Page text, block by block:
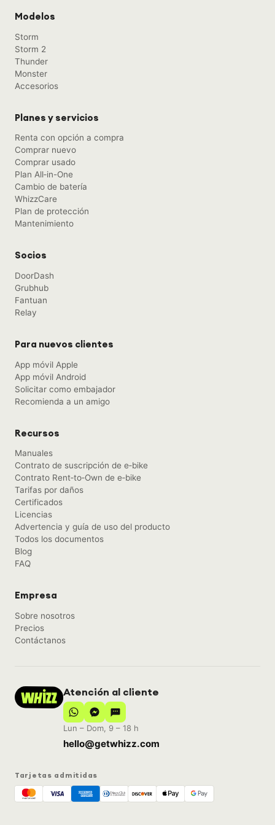
Modelos
Storm
Storm 2
Thunder
Monster
Accesorios
Planes y servicios
Renta con opción a compra
Comprar nuevo
Comprar usado
Plan All‑in-One
Cambio de batería
WhizzCare
Plan de protección
Mantenimiento
Socios
DoorDash
Grubhub
Fantuan
Relay
Para nuevos clientes
App móvil Apple
App móvil Android
Solicitar como embajador
Recomienda a un amigo
Recursos
Manuales
Contrato de suscripción de e‑bike
Contrato Rent‑to‑Own de e‑bike
Tarifas por daños
Certificados
Licencias
Advertencia y guía de uso del producto
Todos los documentos
Blog
FAQ
Empresa
Sobre nosotros
Precios
Contáctanos
Atención al cliente
Lun – Dom, 9 – 18 h
hello@getwhizz.com
Tarjetas admitidas